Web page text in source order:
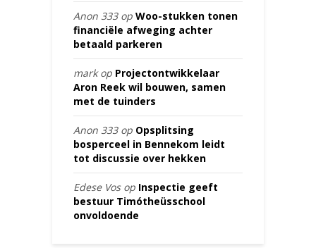
Anon 333op Woo-stukken tonen
financiële afweging achter
betaald parkeren
markop Projectontwikkelaar
Aron Reek wil bouwen, samen
met de tuinders
Anon 333op Opsplitsing
bosperceel in Bennekom leidt
tot discussie over hekken
Edese Vosop Inspectie geeft
bestuur Timótheüsschool
onvoldoende